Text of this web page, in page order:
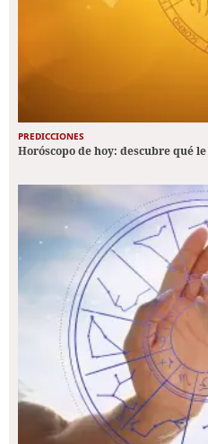
PREDICCIONES
Horóscopo de hoy: descubre qué